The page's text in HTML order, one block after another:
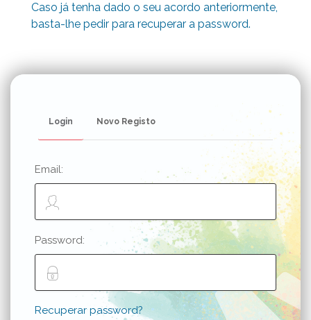
Caso já tenha dado o seu acordo anteriormente,
basta-lhe pedir para recuperar a password.
Login Novo Registo
Email:
Password:
Recuperar password?